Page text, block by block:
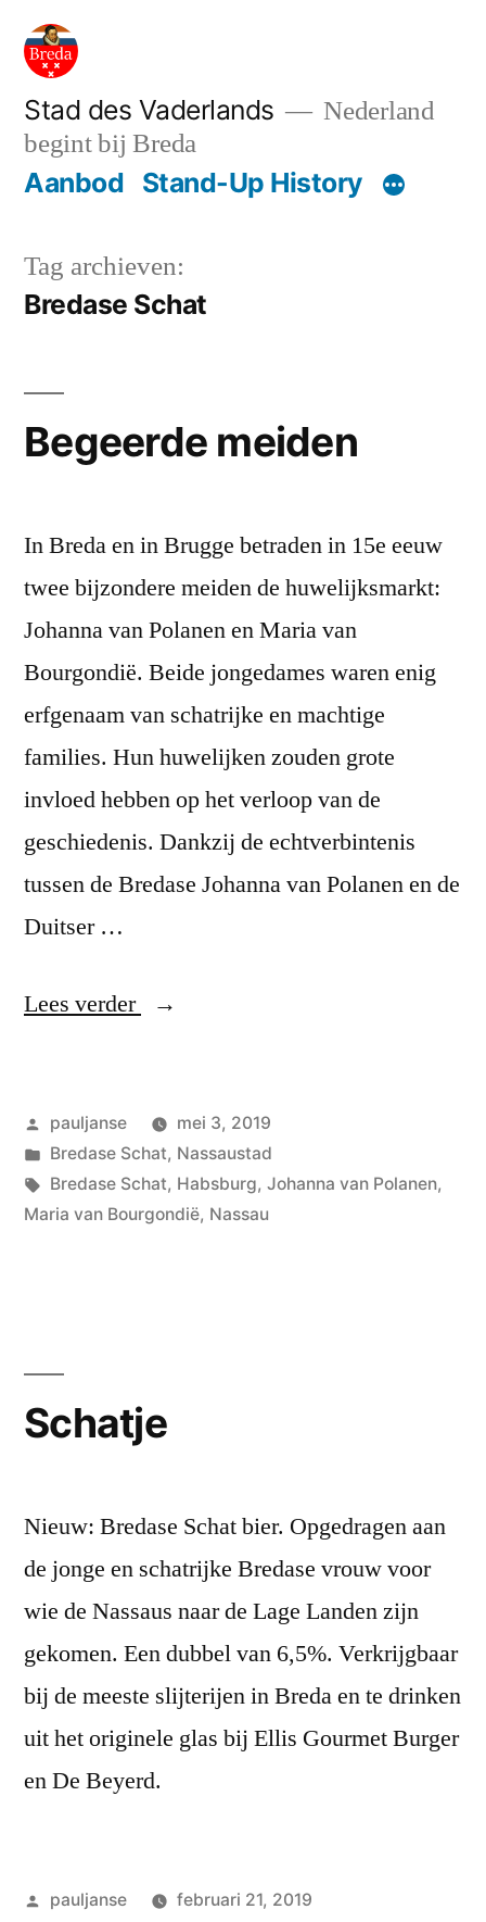
naar
inhoud
Stad des Vaderlands
Nederland
begint bij Breda
Aanbod Stand-Up History
Tag archieven:
Bredase Schat
Begeerde meiden
In Breda en in Brugge betraden in 15e eeuw
twee bijzondere meiden de huwelijksmarkt:
Johanna van Polanen en Maria van
Bourgondië. Beide jongedames waren enig
erfgenaam van schatrijke en machtige
families. Hun huwelijken zouden grote
invloed hebben op het verloop van de
geschiedenis. Dankzij de echtverbintenis
tussen de Bredase Johanna van Polanen en de
Duitser …
Lees verder
“Begeerde
Geplaatst
door
pauljanse
mei 3, 2019
Geplaatst
in
Bredase Schat, Nassaustad
Tags:
Bredase Schat, Habsburg, Johanna van Polanen,
Maria van Bourgondië, Nassau
Schatje
Nieuw: Bredase Schat bier. Opgedragen aan
de jonge en schatrijke Bredase vrouw voor
wie de Nassaus naar de Lage Landen zijn
gekomen. Een dubbel van 6,5%. Verkrijgbaar
bij de meeste slijterijen in Breda en te drinken
uit het originele glas bij Ellis Gourmet Burger
en De Beyerd.
Geplaatst
pauljanse
februari 21, 2019